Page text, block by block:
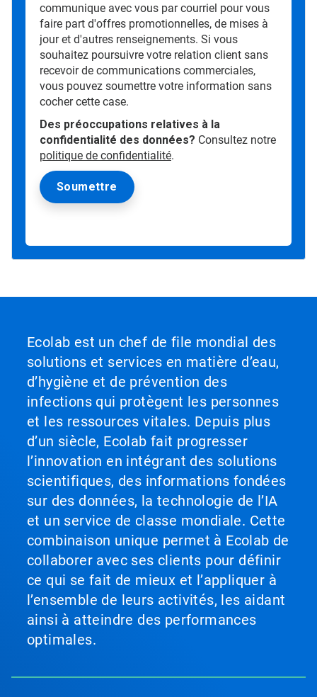
communique avec vous par courriel pour vous
faire part d'offres promotionnelles, de mises à
jour et d'autres renseignements. Si vous
souhaitez poursuivre votre relation client sans
recevoir de communications commerciales,
vous pouvez soumettre votre information sans
cocher cette case.
Des préoccupations relatives à la
confidentialité des données? Consultez notre
politique de confidentialité.
Ecolab est un chef de file mondial des
solutions et services en matière d’eau,
d’hygiène et de prévention des
infections qui protègent les personnes
et les ressources vitales. Depuis plus
d’un siècle, Ecolab fait progresser
l’innovation en intégrant des solutions
scientifiques, des informations fondées
sur des données, la technologie de l’IA
et un service de classe mondiale. Cette
combinaison unique permet à Ecolab de
collaborer avec ses clients pour définir
ce qui se fait de mieux et l’appliquer à
l’ensemble de leurs activités, les aidant
ainsi à atteindre des performances
optimales.